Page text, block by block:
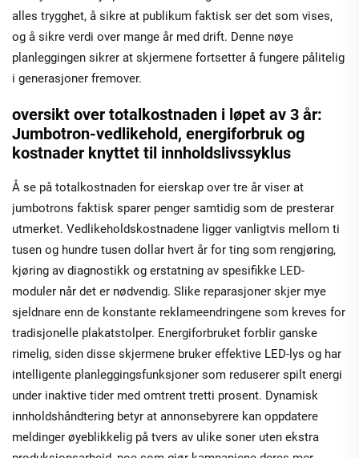
alles trygghet, å sikre at publikum faktisk ser det som vises,
og å sikre verdi over mange år med drift. Denne nøye
planleggingen sikrer at skjermene fortsetter å fungere pålitelig
i generasjoner fremover.
oversikt over totalkostnaden i løpet av 3 år:
Jumbotron-vedlikehold, energiforbruk og
kostnader knyttet til innholdslivssyklus
Å se på totalkostnaden for eierskap over tre år viser at
jumbotrons faktisk sparer penger samtidig som de presterar
utmerket. Vedlikeholdskostnadene ligger vanligtvis mellom ti
tusen og hundre tusen dollar hvert år for ting som rengjøring,
kjøring av diagnostikk og erstatning av spesifikke LED-
moduler når det er nødvendig. Slike reparasjoner skjer mye
sjeldnare enn de konstante reklameendringene som kreves for
tradisjonelle plakatstolper. Energiforbruket forblir ganske
rimelig, siden disse skjermene bruker effektive LED-lys og har
intelligente planleggingsfunksjoner som reduserer spilt energi
under inaktive tider med omtrent tretti prosent. Dynamisk
innholdshåndtering betyr at annonsebyrere kan oppdatere
meldinger øyeblikkelig på tvers av ulike soner uten ekstra